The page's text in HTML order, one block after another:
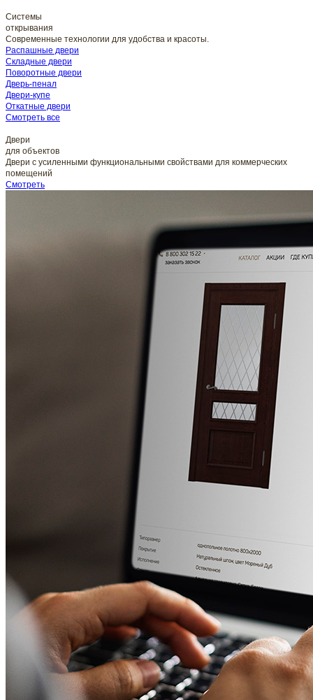
Системы
открывания
Современные технологии для удобства и красоты.
Распашные двери
Складные двери
Поворотные двери
Дверь-пенал
Двери-купе
Откатные двери
Смотреть все
Двери
для объектов
Двери с усиленными функциональными свойствами для коммерческих
помещений
Смотреть